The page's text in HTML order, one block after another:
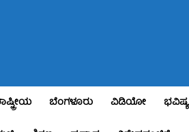
ಬೆಂಗಳೂರು ವಿಡಿಯೋ ಭವಿಷ್ಯ